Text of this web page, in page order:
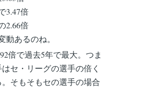
3.47倍
2.66倍
動あるのね。
倍で過去5年で最大。つま
セ・リーグの選手の倍く
そもそもセの選手の場合